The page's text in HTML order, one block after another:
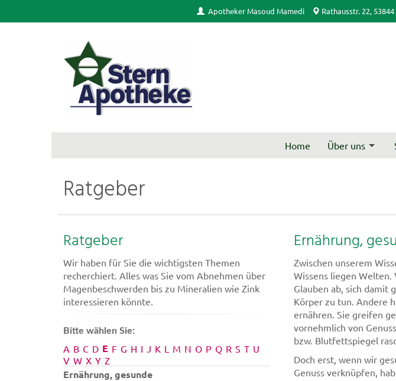
Apotheker Masoud Mamedi Rathausstr. 22,
Home Über uns
Ratgeber
Ratgeber
Wir haben für Sie die wichtigsten Themen
recherchiert. Alles was Sie vom Abnehmen über
Magenbeschwerden bis zu Mineralien wie Zink
interessieren könnte.
Bitte wählen Sie:
A B C D E F G H I J K L M N O P Q R S T U
V W X Y Z
Ernährung, gesunde
Ernährung,
Zwischen unserem
Wissens liegen
Glauben ab, sich damit
Körper zu tun. Andere
ernähren. Sie greifen
vornehmlich von
bzw. Blutfettspiegel
Doch erst, wenn wir
Genuss verknüpfen,